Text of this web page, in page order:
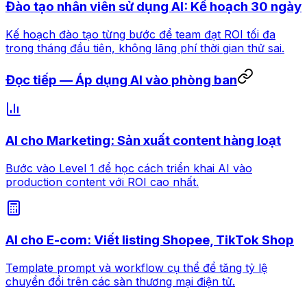
Đào tạo nhân viên sử dụng AI: Kế hoạch 30 ngày
Kế hoạch đào tạo từng bước để team đạt ROI tối đa
trong tháng đầu tiên, không lãng phí thời gian thử sai.
Đọc tiếp — Áp dụng AI vào phòng ban
AI cho Marketing: Sản xuất content hàng loạt
Bước vào Level 1 để học cách triển khai AI vào
production content với ROI cao nhất.
AI cho E-com: Viết listing Shopee, TikTok Shop
Template prompt và workflow cụ thể để tăng tỷ lệ
chuyển đổi trên các sàn thương mại điện tử.